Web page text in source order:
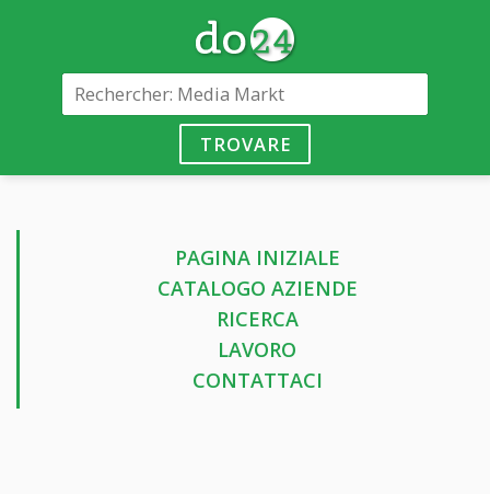
TROVARE
PAGINA INIZIALE
CATALOGO AZIENDE
RICERCA
LAVORO
CONTATTACI